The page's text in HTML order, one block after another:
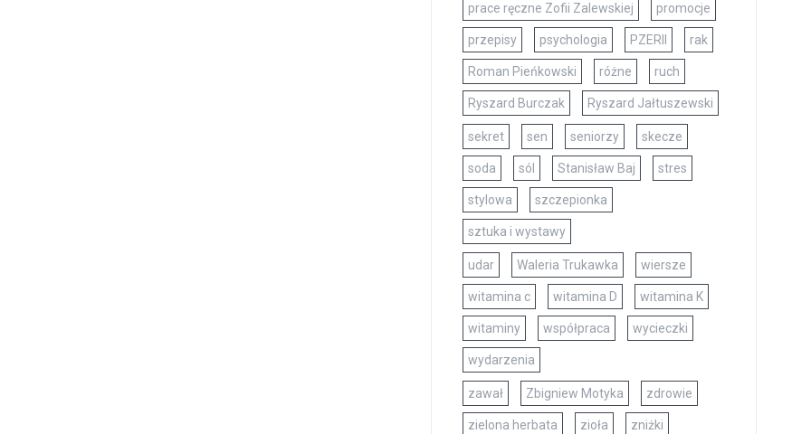
prace ręczne Zofii Zalewskiej promocje
przepisy psychologia PZERII rak
Roman Pieńkowski różne ruch
Ryszard Burczak Ryszard Jałtuszewski
sekret sen seniorzy skecze
soda sól Stanisław Baj stres
stylowa szczepionka
sztuka i wystawy
udar Waleria Trukawka wiersze
witamina c witamina D witamina K
witaminy współpraca wycieczki
wydarzenia
zawał Zbigniew Motyka zdrowie
zielona herbata zioła zniżki